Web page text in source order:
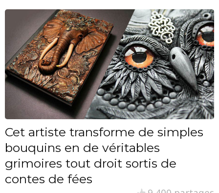
Cet artiste transforme de simples
bouquins en de véritables
grimoires tout droit sortis de
contes de fées